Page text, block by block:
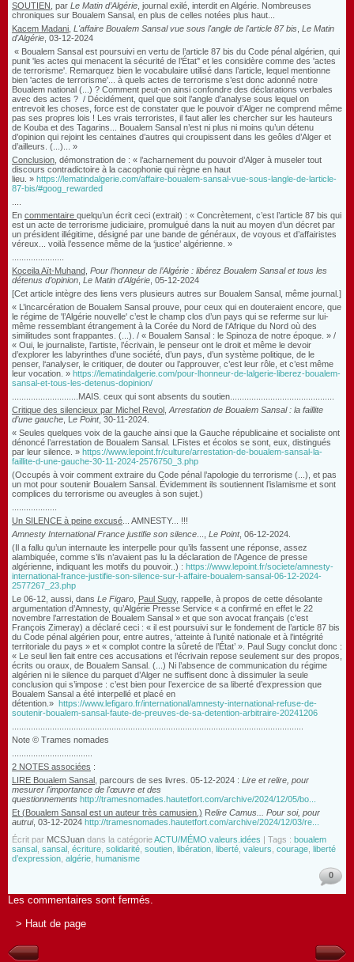
SOUTIEN , par Le Matin d’Algérie , journal exilé, interdit en Algérie. Nombreuses
chroniques sur Boualem Sansal, en plus de celles notées plus haut...
Kacem Madani L'affaire Boualem Sansal vue sous l'angle de l'article 87 bis Le Matin
d'Algérie , 03-12-2024
« Boualem Sansal est poursuivi en vertu de l’article 87 bis du Code pénal algérien, qui
punit 'les actes qui menacent la sécurité de l’État’' et les considère comme des 'actes
de terrorisme'. Remarquez bien le vocabulaire utilisé dans l’article, lequel mentionne
bien 'actes de terrorisme'... à quels actes de terrorisme s’est donc adonné notre
Boualem national (...) ? Comment peut-on ainsi confondre des déclarations verbales
avec des actes ? / Décidément, quel que soit l’angle d’analyse sous lequel on
entrevoit les choses, force est de constater que le pouvoir d’Alger ne comprend même
pas ses propres lois ! Les vrais terroristes, il faut aller les chercher sur les hauteurs
de Kouba et des Tagarins... Boualem Sansal n’est ni plus ni moins qu’un détenu
d’opinion qui rejoint les centaines d’autres qui croupissent dans les geôles d’Alger et
d’ailleurs. (...)... »
Conclusion , démonstration de : « l’acharnement du pouvoir d’Alger à museler tout
discours contradictoire à la cacophonie qui règne en haut
lieu. » https://lematindalgerie.com/affaire-boualem-sansal-vue-sous-langle-de-larticle-
87-bis/#goog_rewarded
En commentaire quelqu’un écrit ceci (extrait) : « Concrètement, c’est l’article 87 bis qui
est un acte de terrorisme judiciaire, promulgué dans la nuit au moyen d’un décret par
un président illégitime, désigné par une bande de généraux, de voyous et d’affairistes
véreux... voilà l’essence même de la ‘justice’ algérienne. »
Koceila Aït-Muhand Pour l’honneur de l’Algérie : libérez Boualem Sansal et tous les
détenus d’opinion Le Matin d'Algérie , 05-12-2024
[Cet article intègre des liens vers plusieurs autres sur Boualem Sansal, même journal .]
« L’incarcération de Boualem Sansal prouve, pour ceux qui en douteraient encore, que
le régime de 'l’Algérie nouvelle' c’est le champ clos d’un pays qui se referme sur lui-
même ressemblant étrangement à la Corée du Nord de l’Afrique du Nord où des
similitudes sont frappantes. (...). / « Boualem Sansal : le Spinoza de notre époque. » /
« Oui, le journaliste, l’artiste, l’écrivain, le penseur ont le droit et même le devoir
d’explorer les labyrinthes d’une société, d’un pays, d’un système politique, de le
penser, l‘analyser, le critiquer, de douter ou l’approuver, c’est leur rôle, et c’est même
leur vocation. » https://lematindalgerie.com/pour-lhonneur-de-lalgerie-liberez-boualem-
sansal-et-tous-les-detenus-dopinion/
............................MAIS. ceux qui sont absents du soutien............................................
Critique des silencieux par Michel Revol Arrestation de Boualem Sansal : la faillite
d’une gauche , L e Point, 30-11-2024.
« Seules quelques voix de la gauche ainsi que la Gauche républicaine et socialiste ont
dénoncé l’arrestation de Boualem Sansal. LFistes et écolos se sont, eux, distingués
par leur silence. » https://www.lepoint.fr/culture/arrestation-de-boualem-sansal-la-
faillite-d-une-gauche-30-11-2024-2576750_3.php
(Occupés à voir comment extraire du Code pénal l’apologie du terrorisme (...), et pas
un mot pour soutenir Boualem Sansal. Évidemment ils soutiennent l’islamisme et sont
complices du terrorisme ou aveugles à son sujet.)
Un SILENCE à peine excusé
AMNESTY... !!!
Amnesty International France justifie son silence
Le Point, 06-12-2024.
(Il a fallu qu’un internaute les interpelle pour qu’ils fassent une réponse, assez
alambiquée, comme s’ils n’avaient pas lu la déclaration de l’Agence de presse
algérienne, indiquant les motifs du pouvoir..) : https://www.lepoint.fr/societe/amnesty-
international-france-justifie-son-silence-sur-l-affaire-boualem-sansal-06-12-2024-
2577267_23.php
Le 06-12, aussi, dans Le Figaro Paul Sugy, rappelle, à propos de cette désolante
argumentation d’Amnesty, qu’Algérie Presse Service « a confirmé en effet le 22
novembre l’arrestation de Boualem Sansal » et que son avocat français (c’est
François Zimeray) a déclaré ceci : « il est poursuivi sur le fondement de l’article 87 bis
du Code pénal algérien pour, entre autres, ‘atteinte à l’unité nationale et à l’intégrité
territoriale du pays » et « complot contre la sûreté de l’État’ ». Paul Sugy conclut donc :
« Le seul lien fait entre ces accusations et l’écrivain repose seulement sur des propos,
écrits ou oraux, de Boualem Sansal. (...) Ni l’absence de communication du régime
algérien ni le silence du parquet d’Alger ne suffisent donc à dissimuler la seule
conclusion qui s’impose : c’est bien pour l’exercice de sa liberté d’expression que
Boualem Sansal a été interpellé et placé en
détention.» https://www.lefigaro.fr/international/amnesty-international-refuse-de-
soutenir-boualem-sansal-faute-de-preuves-de-sa-detention-arbitraire-20241206
Note © Trames nomades
2 NOTES associées :
LIRE Boualem Sansal , parcours de ses livres. 05-12-2024 : Lire et relire, pour
mesurer l'importance de l'œuvre et des
questionnements http://tramesnomades.hautetfort.com/archive/2024/12/05/bo...
Et (Boualem Sansal est un auteur très camusien.) Relire Camus... Pour soi, pour
autrui, 03-12-2024 http://tramesnomades.hautetfort.com/archive/2024/12/03/re...
Écrit par MCSJuan dans la catégorieACTU/MÉMO.valeurs.idées | Tags : boualem
sansal sansal écriture solidarité soutien libération liberté valeurs courage liberté
d’expression algérie humanisme
0
Les commentaires sont fermés.
> Haut de page